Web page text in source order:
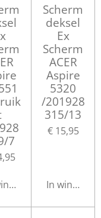
7
Scherm
deksel
Ex
Scherm
ACER
Aspire
5320
/201928
315/13
€ 15,95
In